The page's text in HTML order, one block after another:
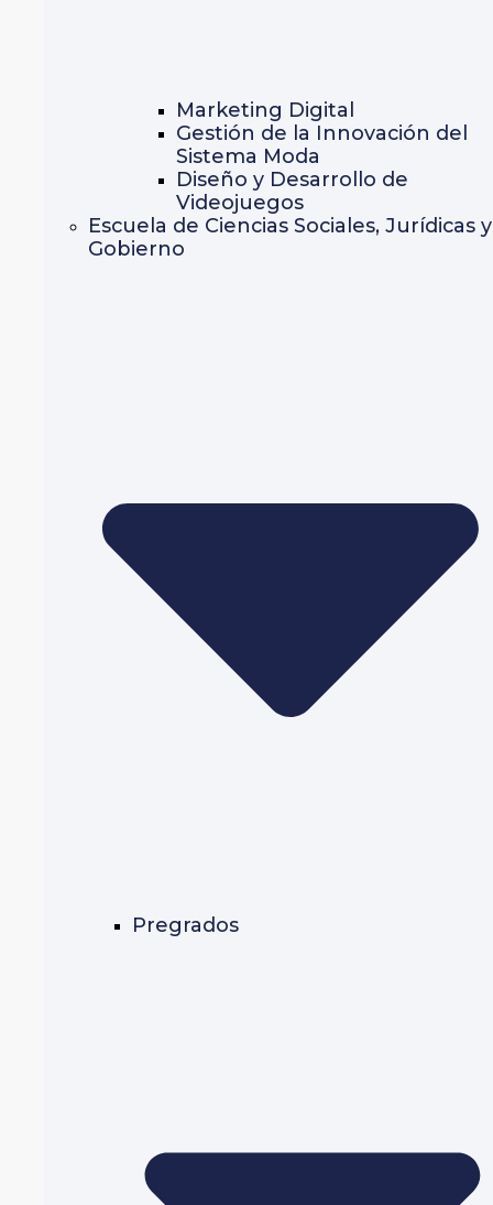
Marketing Digital
Gestión de la Innovación del
Sistema Moda
Diseño y Desarrollo de
Videojuegos
Escuela de Ciencias Sociales, Jurídicas y
Gobierno
Pregrados